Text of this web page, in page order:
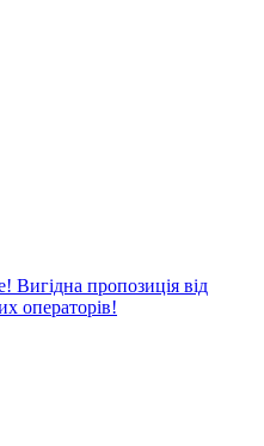
Вигідна пропозиція від
операторів!